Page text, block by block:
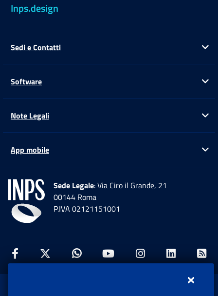
Inps.design
Sedi e Contatti
Software
Note Legali
App mobile
Sede Legale: Via Ciro il Grande, 21
00144 Roma
P.IVA 02121151001
Facebook: Apre una nuova finestra
Twitter: Apre una nuova finestra
Whatsapp: Apre una nuova
Youtube: Apre una
Instagram: